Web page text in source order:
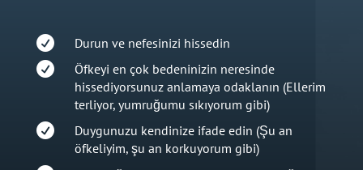
 Durun ve nefesinizi hissedin

Öfkeyi en çok bedeninizin neresinde
hissediyorsunuz anlamaya odaklanın (Ellerim
terliyor, yumruğumu sıkıyorum gibi)

Duygunuzu kendinize ifade edin (Şu an
öfkeliyim, şu an korkuyorum gibi)